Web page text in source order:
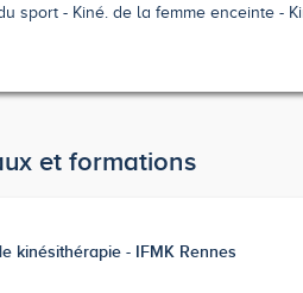
sport Kiné. de la femme enceinte
et formations
kinésithérapie - IFMK Rennes